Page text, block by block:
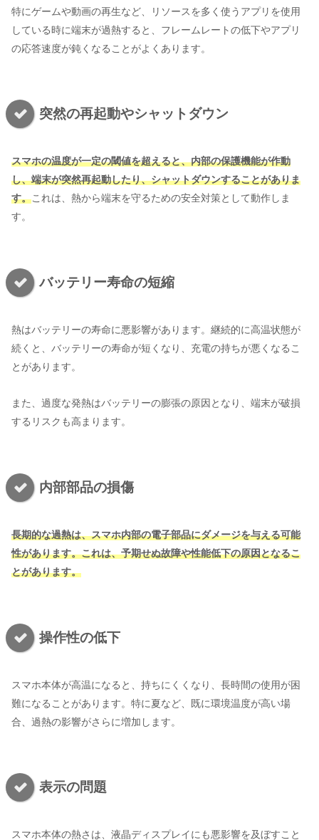
特にゲームや動画の再生など、リソースを多く使うアプリを使用
している時に端末が過熱すると、フレームレートの低下やアプリ
の応答速度が鈍くなることがよくあります。
突然の再起動やシャットダウン
スマホの温度が一定の閾値を超えると、内部の保護機能が作動
し、端末が突然再起動したり、シャットダウンすることがありま
す。これは、熱から端末を守るための安全対策として動作しま
す。
バッテリー寿命の短縮
熱はバッテリーの寿命に悪影響があります。継続的に高温状態が
続くと、バッテリーの寿命が短くなり、充電の持ちが悪くなるこ
とがあります。
また、過度な発熱はバッテリーの膨張の原因となり、端末が破損
するリスクも高まります。
内部部品の損傷
長期的な過熱は、スマホ内部の電子部品にダメージを与える可能
性があります。これは、予期せぬ故障や性能低下の原因となるこ
とがあります。
操作性の低下
スマホ本体が高温になると、持ちにくくなり、長時間の使用が困
難になることがあります。特に夏など、既に環境温度が高い場
合、過熱の影響がさらに増加します。
表示の問題
スマホ本体の熱さは、液晶ディスプレイにも悪影響を及ぼすこと